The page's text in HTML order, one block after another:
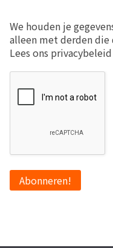
We houden je
alleen met derden
Lees ons